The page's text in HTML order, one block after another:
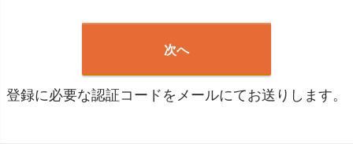
次へ
登録に必要な認証コードをメールにてお送りします。